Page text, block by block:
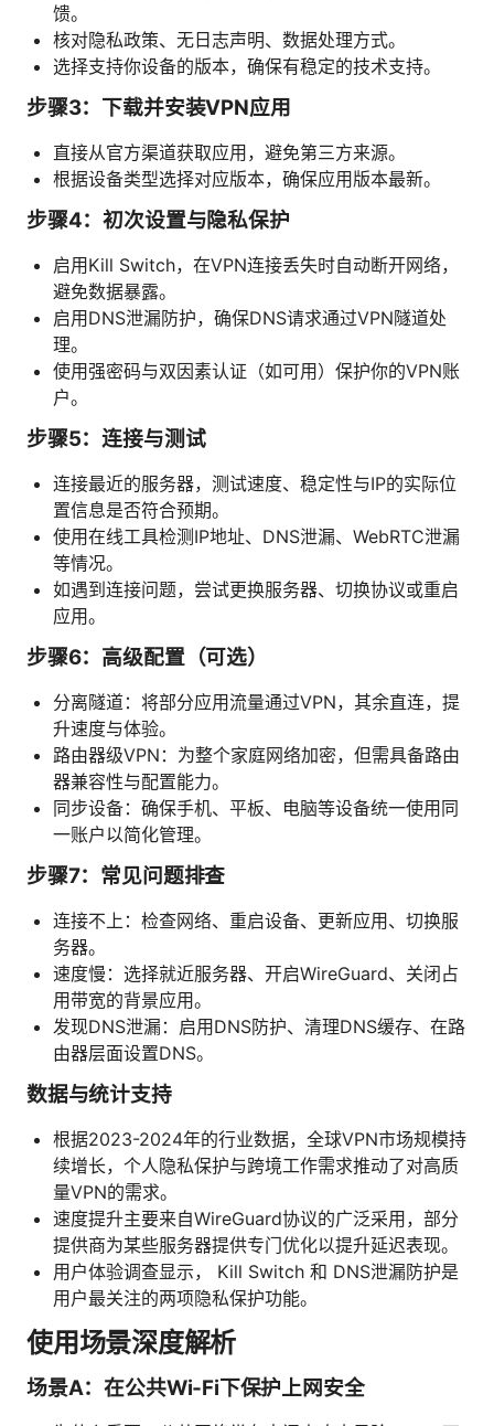
馈。
核对隐私政策、无日志声明、数据处理方式。
选择支持你设备的版本，确保有稳定的技术支持。
步骤3：下载并安装VPN应用
直接从官方渠道获取应用，避免第三方来源。
根据设备类型选择对应版本，确保应用版本最新。
步骤4：初次设置与隐私保护
启用Kill Switch，在VPN连接丢失时自动断开网络，
避免数据暴露。
启用DNS泄漏防护，确保DNS请求通过VPN隧道处
理。
使用强密码与双因素认证（如可用）保护你的VPN账
户。
步骤5：连接与测试
连接最近的服务器，测试速度、稳定性与IP的实际位
置信息是否符合预期。
使用在线工具检测IP地址、DNS泄漏、WebRTC泄漏
等情况。
如遇到连接问题，尝试更换服务器、切换协议或重启
应用。
步骤6：高级配置（可选）
分离隧道：将部分应用流量通过VPN，其余直连，提
升速度与体验。
路由器级VPN：为整个家庭网络加密，但需具备路由
器兼容性与配置能力。
同步设备：确保手机、平板、电脑等设备统一使用同
一账户以简化管理。
步骤7：常见问题排查
连接不上：检查网络、重启设备、更新应用、切换服
务器。
速度慢：选择就近服务器、开启WireGuard、关闭占
用带宽的背景应用。
发现DNS泄漏：启用DNS防护、清理DNS缓存、在路
由器层面设置DNS。
数据与统计支持
根据2023-2024年的行业数据，全球VPN市场规模持
续增长，个人隐私保护与跨境工作需求推动了对高质
量VPN的需求。
速度提升主要来自WireGuard协议的广泛采用，部分
提供商为某些服务器提供专门优化以提升延迟表现。
用户体验调查显示， Kill Switch 和 DNS泄漏防护是
用户最关注的两项隐私保护功能。
使用场景深度解析
场景A：在公共Wi‑Fi下保护上网安全